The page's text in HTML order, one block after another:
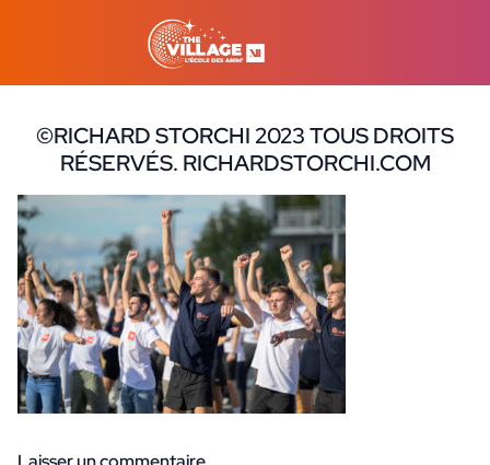
©RICHARD STORCHI 2023 TOUS DROITS
RÉSERVÉS. RICHARDSTORCHI.COM
18 octobre 2023